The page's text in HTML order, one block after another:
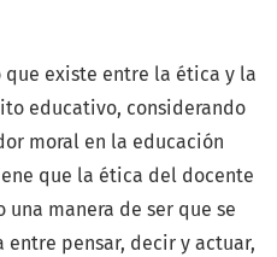
existe entre la ética y la
educativo, considerando
moral en la educación
que la ética del docente
una manera de ser que se
pensar, decir y actuar,